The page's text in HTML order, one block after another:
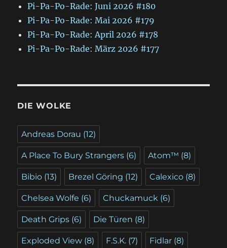
Pi-Pa-Po-Rade: Juni 2026 #180
Pi-Pa-Po-Rade: Mai 2026 #179
Pi-Pa-Po-Rade: April 2026 #178
Pi-Pa-Po-Rade: März 2026 #177
DIE WOLKE
Andreas Dorau (12)
A Place To Bury Strangers (6) Atom™ (8)
Bibio (13) Brezel Göring (12) Calexico (8)
Chelsea Wolfe (6) Chuckamuck (6)
Death Grips (6) Die Türen (8)
Exploded View (8) F.S.K. (7) Fidlar (8)